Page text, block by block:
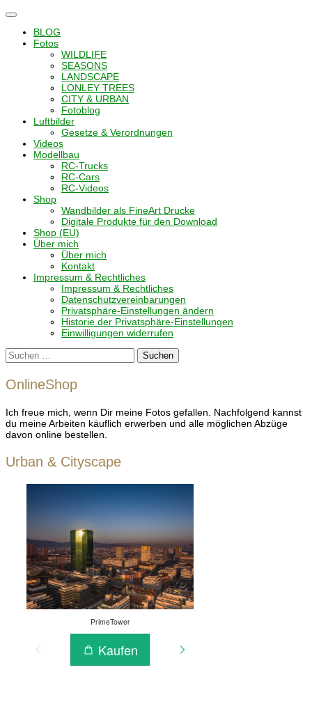
Navigation
umschalten
BLOG
Fotos
WILDLIFE
SEASONS
LANDSCAPE
LONLEY TREES
CITY & URBAN
Fotoblog
Luftbilder
Gesetze & Verordnungen
Videos
Modellbau
RC-Trucks
RC-Cars
RC-Videos
Shop
Wandbilder als FineArt Drucke
Digitale Produkte für den Download
Shop (EU)
Über mich
Über mich
Kontakt
Impressum & Rechtliches
Impressum & Rechtliches
Datenschutzvereinbarungen
Privatsphäre-Einstellungen ändern
Historie der Privatsphäre-Einstellungen
Einwilligungen widerrufen
Suchen
nach:
OnlineShop
Ich freue mich, wenn Dir meine Fotos gefallen. Nachfolgend kannst
du meine Arbeiten käuflich erwerben und alle möglichen Abzüge
davon online bestellen.
Urban & Cityscape